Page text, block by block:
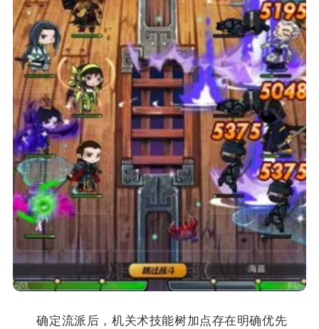
确定流派后，机关术技能树加点存在明确优先